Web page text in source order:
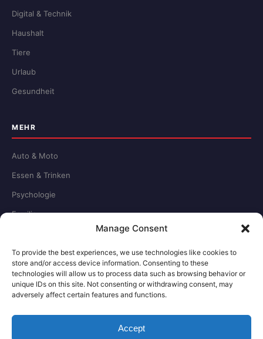
Manage Consent
To provide the best experiences, we use technologies like cookies to
store and/or access device information. Consenting to these
technologies will allow us to process data such as browsing behavior or
unique IDs on this site. Not consenting or withdrawing consent, may
adversely affect certain features and functions.
Accept
Digital & Technik
Haushalt
Tiere
Urlaub
Gesundheit
MEHR
Auto & Moto
Essen & Trinken
Psychologie
Familie
RECHTLICHES
Redaktion
Impressum
Datenschutz